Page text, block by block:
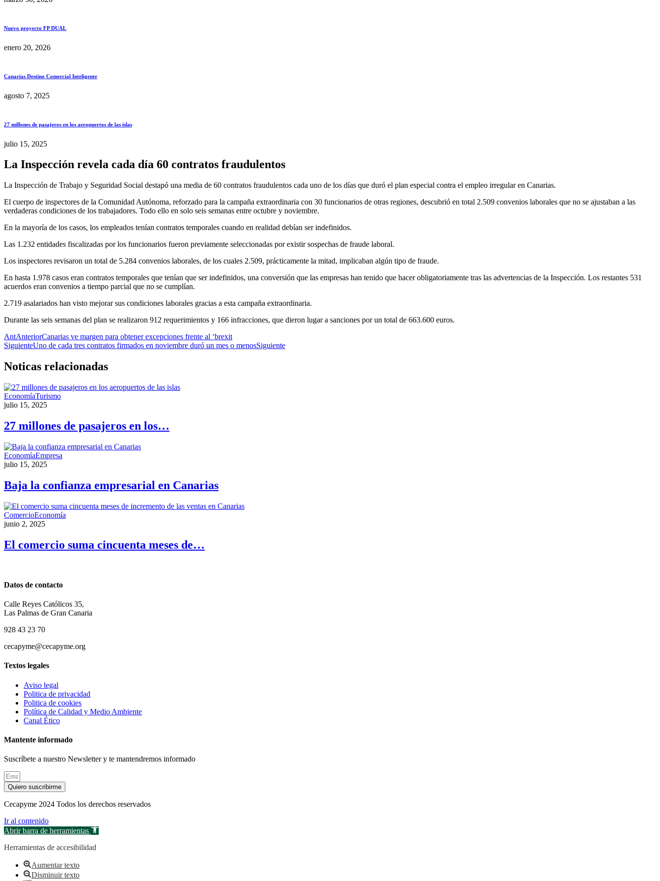
Nuevo proyecto FP DUAL
enero 20, 2026
Canarias Destino Comercial Inteligente
agosto 7, 2025
27 millones de pasajeros en los aeropuertos de las islas
julio 15, 2025
La Inspección revela cada día 60 contratos fraudulentos
La Inspección de Trabajo y Seguridad Social destapó una media de 60 contratos fraudulentos cada uno de los días que duró el plan especial contra el empleo irregular en Canarias.
El cuerpo de inspectores de la Comunidad Autónoma, reforzado para la campaña extraordinaria con 30 funcionarios de otras regiones, descubrió en total 2.509 convenios laborales que no se ajustaban a las
verdaderas condiciones de los trabajadores. Todo ello en solo seis semanas entre octubre y noviembre.
En la mayoría de los casos, los empleados tenían contratos temporales cuando en realidad debían ser indefinidos.
Las 1.232 entidades fiscalizadas por los funcionarios fueron previamente seleccionadas por existir sospechas de fraude laboral.
Los inspectores revisaron un total de 5.284 convenios laborales, de los cuales 2.509, prácticamente la mitad, implicaban algún tipo de fraude.
En hasta 1.978 casos eran contratos temporales que tenían que ser indefinidos, una conversión que las empresas han tenido que hacer obligatoriamente tras las advertencias de la Inspección. Los restantes 531
acuerdos eran convenios a tiempo parcial que no se cumplían.
2.719 asalariados han visto mejorar sus condiciones laborales gracias a esta campaña extraordinaria.
Durante las seis semanas del plan se realizaron 912 requerimientos y 166 infracciones, que dieron lugar a sanciones por un total de 663.600 euros.
AntAnteriorCanarias ve margen para obtener excepciones frente al ‘brexit
SiguienteUno de cada tres contratos firmados en noviembre duró un mes o menosSiguiente
Noticas relacionadas
EconomíaTurismo
julio 15, 2025
27 millones de pasajeros en los…
EconomíaEmpresa
julio 15, 2025
Baja la confianza empresarial en Canarias
ComercioEconomía
junio 2, 2025
El comercio suma cincuenta meses de…
Datos de contacto
Calle Reyes Católicos 35,
Las Palmas de Gran Canaria
928 43 23 70
cecapyme@cecapyme.org
Textos legales
Aviso legal
Politica de privacidad
Politica de cookies
Política de Calidad y Medio Ambiente
Canal Ético
Mantente informado
Suscríbete a nuestro Newsletter y te mantendremos informado
Quiero suscribirme
Cecapyme 2024 Todos los derechos reservados
Ir al contenido
Abrir barra de herramientas
Herramientas de accesibilidad
Aumentar texto
Disminuir texto